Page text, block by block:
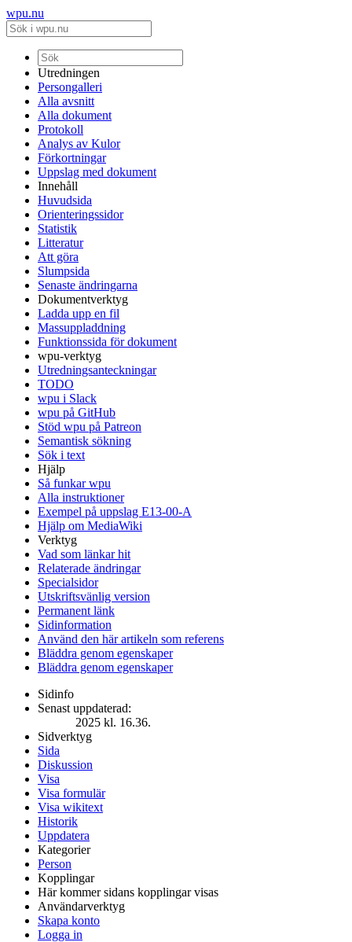
wpu.nu
Utredningen
Persongalleri
Alla avsnitt
Alla dokument
Protokoll
Analys av Kulor
Förkortningar
Uppslag med dokument
Innehåll
Huvudsida
Orienteringssidor
Statistik
Litteratur
Att göra
Slumpsida
Senaste ändringarna
Dokumentverktyg
Ladda upp en fil
Massuppladdning
Funktionssida för dokument
wpu-verktyg
Utredningsanteckningar
TODO
wpu i Slack
wpu på GitHub
Stöd wpu på Patreon
Semantisk sökning
Sök i text
Hjälp
Så funkar wpu
Alla instruktioner
Exempel på uppslag E13-00-A
Hjälp om MediaWiki
Verktyg
Vad som länkar hit
Relaterade ändringar
Specialsidor
Utskriftsvänlig version
Permanent länk
Sidinformation
Använd den här artikeln som referens
Bläddra genom egenskaper
Bläddra genom egenskaper
Sidinfo
Senast uppdaterad:
2025 kl. 16.36.
Sidverktyg
Sida
Diskussion
Visa
Visa formulär
Visa wikitext
Historik
Uppdatera
Kategorier
Person
Kopplingar
Här kommer sidans kopplingar visas
Användarverktyg
Skapa konto
Logga in